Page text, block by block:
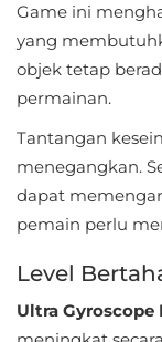
Communication
Dating
Education
Emulator
Entertainment
Events
Finance
Game ini
yang
objek tetap
permainan.
Tantangan
menegangkan.
dapat
pemain perlu
Level
Ultra Gyroscope